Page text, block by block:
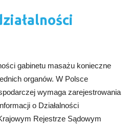
gabinetu masażu konieczne
organów. W Polsce
wymaga zarejestrowania
o Działalności
Rejestrze Sądowym